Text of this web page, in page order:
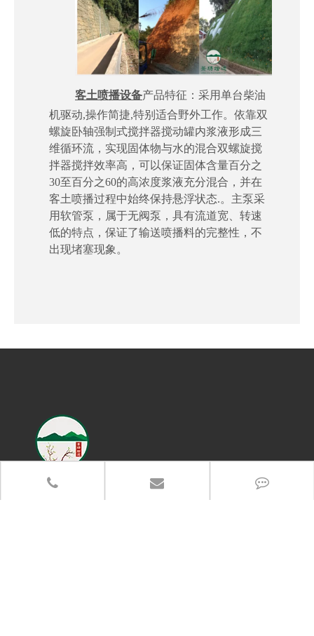
客土喷播设备产品特征：采用单台柴油
机驱动,操作简捷,特别适合野外工作。依靠双
螺旋卧轴强制式搅拌器搅动罐内浆液形成三
维循环流，实现固体物与水的混合双螺旋搅
拌器搅拌效率高，可以保证固体含量百分之
30至百分之60的高浓度浆液充分混合，并在
客土喷播过程中始终保持悬浮状态.。主泵采
用软管泵，属于无阀泵，具有流道宽、转速
低的特点，保证了输送喷播料的完整性，不
出现堵塞现象。